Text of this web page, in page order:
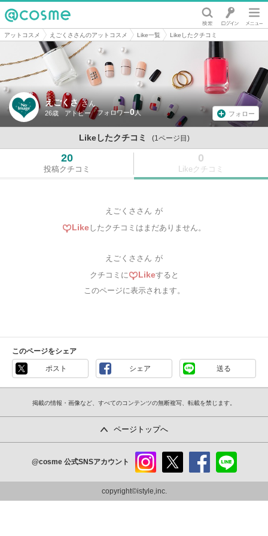
@cosme
アットコスメ えごくささんのアットコスメ Like一覧 Likeしたクチコミ
えごくさ さん
26歳 アトピー 0 フォロー
Likeしたクチコミ (1ページ目)
20
投稿クチコミ
0
Likeクチコミ
えごくささん が
Like したクチコミはまだありません。
えごくささん が
クチコミに
Likeすると
このページに表示されます。
このページをシェア
ポスト シェア 送る
掲載の情報・画像など、すべてのコンテンツの無断複写、転載を禁じます。
ページトップへ
@cosme 公式SNSアカウント
ram
copyright©istyle,inc.